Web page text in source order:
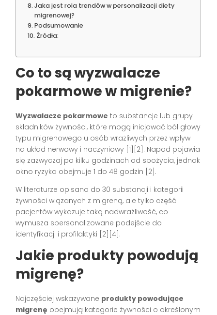
Jaka jest rola trendów w personalizacji diety
migrenowej?
Podsumowanie
Źródła:
Co to są wyzwalacze
pokarmowe w migrenie?
Wyzwalacze pokarmowe to substancje lub grupy
składników żywności, które mogą inicjować ból głowy
typu migrenowego u osób wrażliwych przez wpływ
na układ nerwowy i naczyniowy [1][2]. Napad pojawia
się zazwyczaj po kilku godzinach od spożycia, jednak
okno ryzyka obejmuje 1 do 48 godzin [2].
W literaturze opisano do 30 substancji i kategorii
żywności wiązanych z migreną, ale tylko część
pacjentów wykazuje taką nadwrażliwość, co
wymusza spersonalizowane podejście do
identyfikacji i profilaktyki [2][4].
Jakie produkty powodują
migrenę?
Najczęściej wskazywane produkty powodujące
migrenę obejmują kategorie żywności o określonym